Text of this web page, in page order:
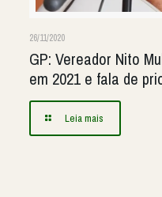
26/11/2020
GP: Vereador Nito
em 2021 e fala de
Leia mais